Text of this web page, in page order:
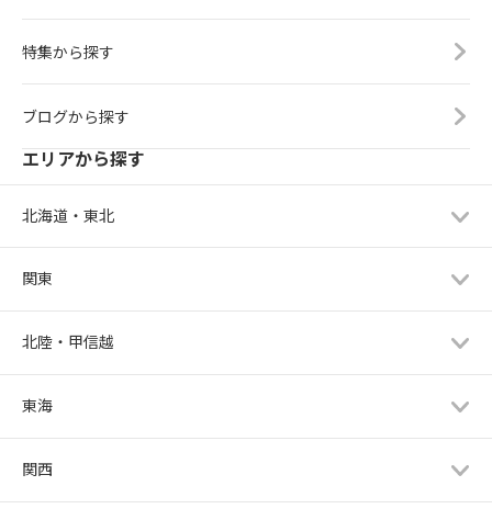
特集から探す
ブログから探す
エリアから探す
北海道・東北
関東
北陸・甲信越
東海
関西